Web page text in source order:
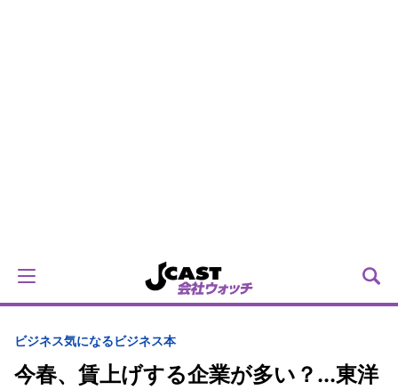
ビジネス気になるビジネス本
今春、賃上げする企業が多い？...東洋